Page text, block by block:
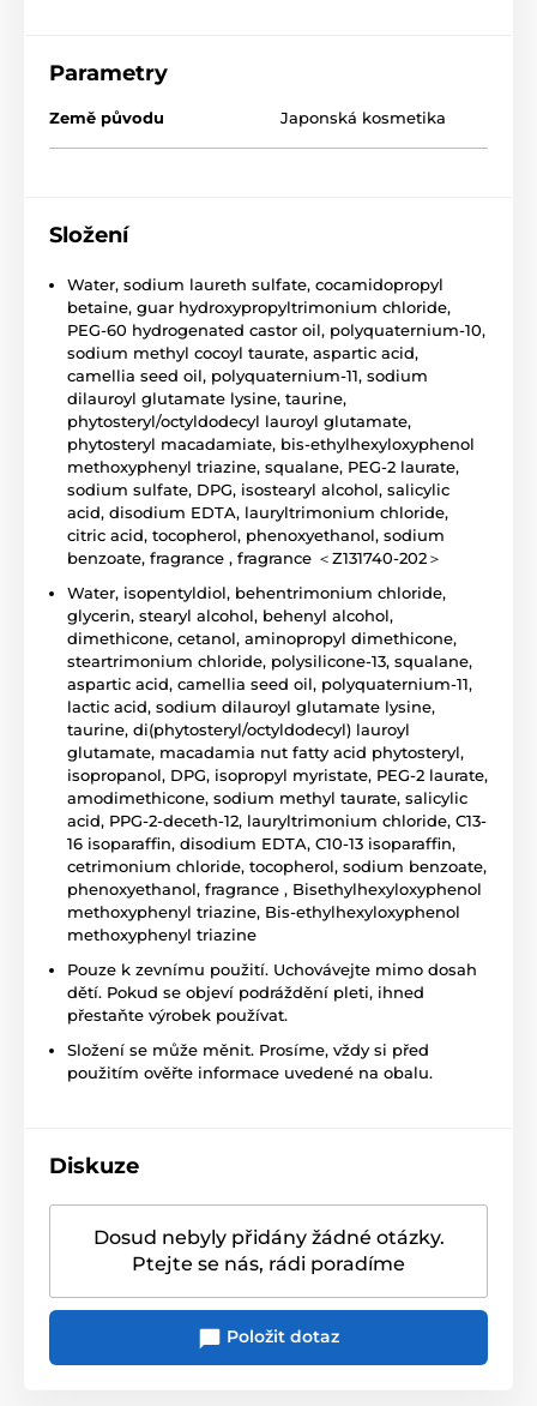
Parametry
Země původu Japonská kosmetika
Složení
Water, sodium laureth sulfate, cocamidopropyl
betaine, guar hydroxypropyltrimonium chloride,
PEG-60 hydrogenated castor oil, polyquaternium-10,
sodium methyl cocoyl taurate, aspartic acid,
camellia seed oil, polyquaternium-11, sodium
dilauroyl glutamate lysine, taurine,
phytosteryl/octyldodecyl lauroyl glutamate,
phytosteryl macadamiate, bis-ethylhexyloxyphenol
methoxyphenyl triazine, squalane, PEG-2 laurate,
sodium sulfate, DPG, isostearyl alcohol, salicylic
acid, disodium EDTA, lauryltrimonium chloride,
citric acid, tocopherol, phenoxyethanol, sodium
benzoate, fragrance , fragrance ＜Z131740-202＞
Water, isopentyldiol, behentrimonium chloride,
glycerin, stearyl alcohol, behenyl alcohol,
dimethicone, cetanol, aminopropyl dimethicone,
steartrimonium chloride, polysilicone-13, squalane,
aspartic acid, camellia seed oil, polyquaternium-11,
lactic acid, sodium dilauroyl glutamate lysine,
taurine, di(phytosteryl/octyldodecyl) lauroyl
glutamate, macadamia nut fatty acid phytosteryl,
isopropanol, DPG, isopropyl myristate, PEG-2 laurate,
amodimethicone, sodium methyl taurate, salicylic
acid, PPG-2-deceth-12, lauryltrimonium chloride, C13-
16 isoparaffin, disodium EDTA, C10-13 isoparaffin,
cetrimonium chloride, tocopherol, sodium benzoate,
phenoxyethanol, fragrance , Bisethylhexyloxyphenol
methoxyphenyl triazine, Bis-ethylhexyloxyphenol
methoxyphenyl triazine
Pouze k zevnímu použití. Uchovávejte mimo dosah
dětí. Pokud se objeví podráždění pleti, ihned
přestaňte výrobek používat.
Složení se může měnit. Prosíme, vždy si před
použitím ověřte informace uvedené na obalu.
Diskuze
Dosud nebyly přidány žádné otázky.
Ptejte se nás, rádi poradíme
Položit dotaz